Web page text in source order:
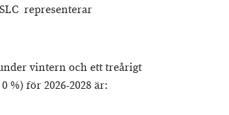
representerar
vintern och ett treårigt
%) för 2026-2028 är: